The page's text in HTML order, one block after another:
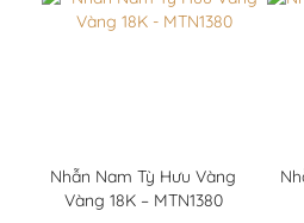
Nhẫn Nam Tỳ Hưu Vàng
Vàng 18K – MTN1380